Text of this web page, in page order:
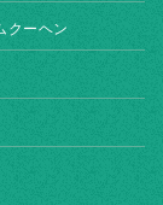
クーヘン